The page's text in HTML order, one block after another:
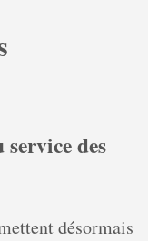
des
désormais